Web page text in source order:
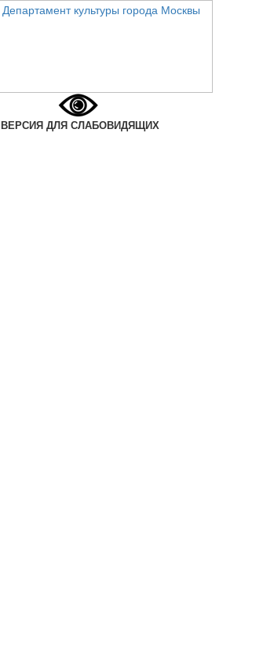
ВЕРСИЯ ДЛЯ СЛАБОВИДЯЩИХ